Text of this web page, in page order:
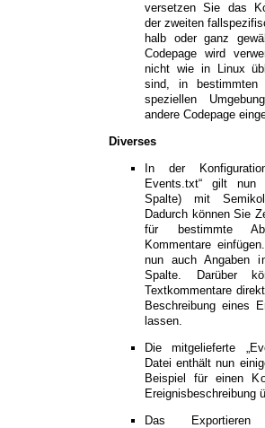
versetzen Sie das
der zweiten
halb oder ganz
Codepage wird
nicht wie in Linux
sind, in bestimmten
speziellen
andere Codepage
Diverses
In der
Events.txt“ gilt nun
Spalte) mit
Dadurch können Sie
für bestimmte
Kommentare
nun auch Angaben
Spalte. Darüber
Textkommentare
Beschreibung eines
lassen.
Die mitgelieferte
Datei enthält nun
Beispiel für einen
Ereignisbeschreibung
Das